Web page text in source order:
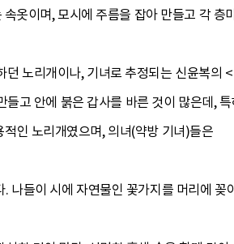
옷이며, 모시에 주름을 잡아 만들고 각 층
노리개이나, 기녀로 추정되는 신윤복의
고 안에 붉은 갑사를 바른 것이 많은데, 특
인 노리개였으며, 의녀(약방 기녀)들은
나들이 시에 자연물인 꽃가지를 머리에 꽂